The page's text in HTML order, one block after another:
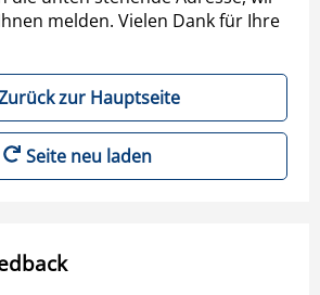
melden. Vielen Dank für Ihre
zur Hauptseite
Seite neu laden